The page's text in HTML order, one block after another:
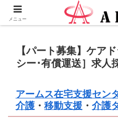
株式会社ＡＲＭ’Ｓ - 横
【パート募集】ケア
シー･有償運送］求人
アームス在宅支援セン
介護 ・ 移動支援 ・ 介護
メニュー